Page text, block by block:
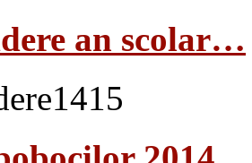
an scolar…